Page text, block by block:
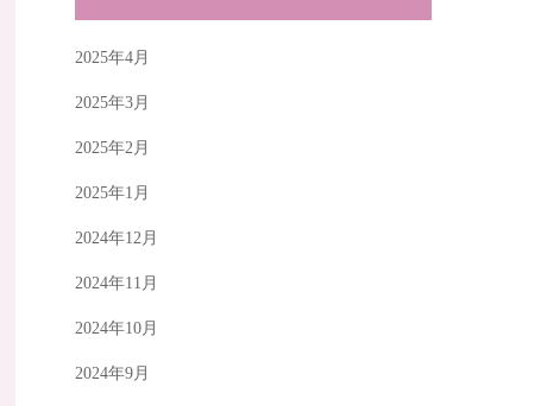
2025年4月
2025年3月
2025年2月
2025年1月
2024年12月
2024年11月
2024年10月
2024年9月